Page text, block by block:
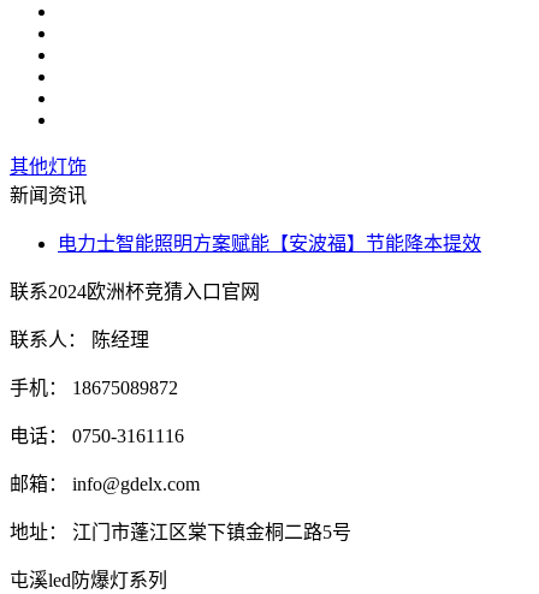
其他灯饰
新闻资讯
电力士智能照明方案赋能【安波福】节能降本提效
联系2024欧洲杯竞猜入口官网
联系人： 陈经理
手机： 18675089872
电话： 0750-3161116
邮箱： info@gdelx.com
地址： 江门市蓬江区棠下镇金桐二路5号
屯溪led防爆灯系列